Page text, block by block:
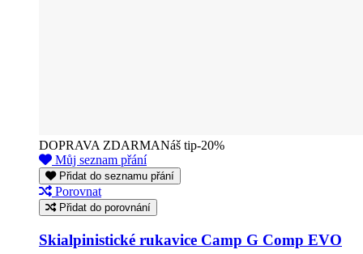
DOPRAVA ZDARMANáš tip-20%
Můj seznam přání
Přidat do seznamu přání
Porovnat
Přidat do porovnání
Skialpinistické rukavice Camp G Comp EVO